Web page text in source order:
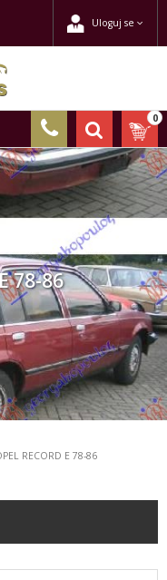
Uloguj se
0
78-86
RECORD E 78-86